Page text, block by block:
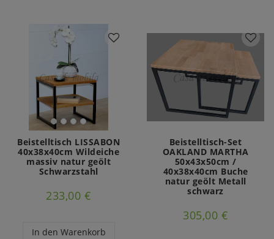
Beistelltisch LISSABON
40x38x40cm Wildeiche
massiv natur geölt
Schwarzstahl
233,00 €
In den Warenkorb
Beistelltisch-Set
OAKLAND MARTHA
50x43x50cm /
40x38x40cm Buche
natur geölt Metall
schwarz
305,00 €